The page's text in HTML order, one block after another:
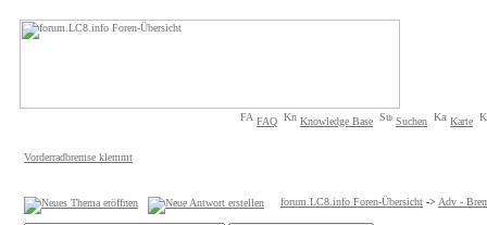
FAQ Knowledge Base Suchen Karte
Vorderradbremse klemmt
forum.LC8.info Foren-Übersicht -> Adv -